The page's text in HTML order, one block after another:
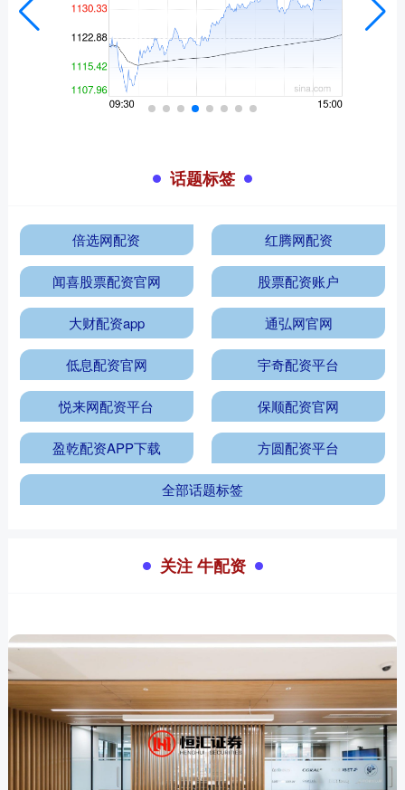
话题标签
倍选网配资 红腾网配资
闻喜股票配资官网 股票配资账户
大财配资app 通弘网官网
低息配资官网 宇奇配资平台
悦来网配资平台 保顺配资官网
盈乾配资APP下载 方圆配资平台
全部话题标签
关注 牛配资